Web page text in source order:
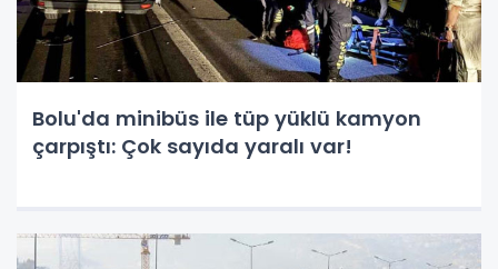
Bolu'da minibüs ile tüp yüklü kamyon
çarpıştı: Çok sayıda yaralı var!